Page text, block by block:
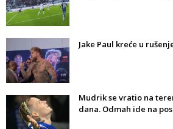
Jake Paul kreće u
Mudrik se vratio na
dana. Odmah ide na